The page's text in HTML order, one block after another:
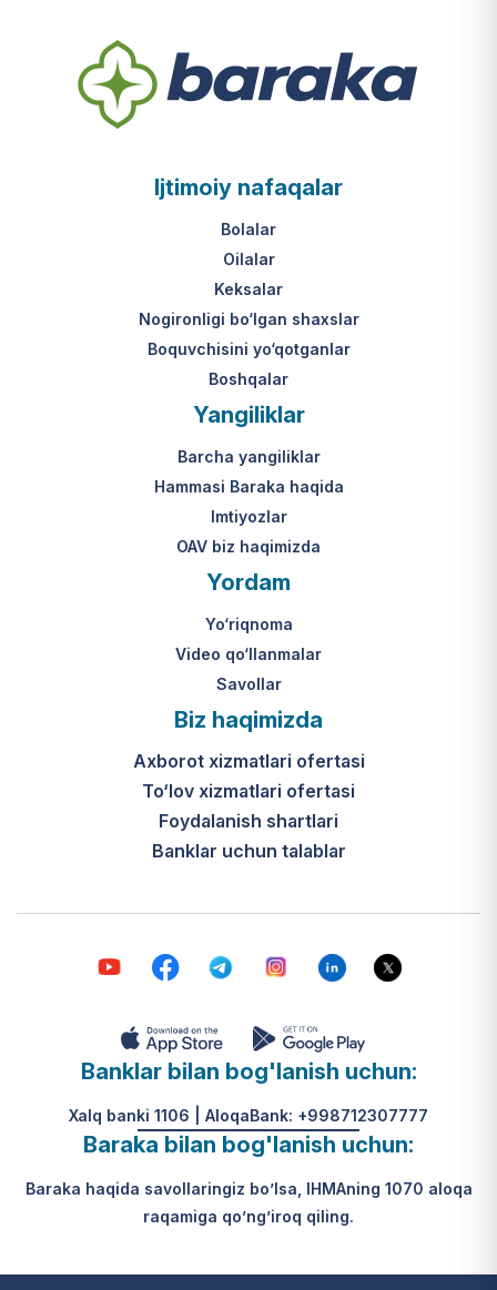
Ijtimoiy nafaqalar
Bolalar
Oilalar
Keksalar
Nogironligi bo‘lgan shaxslar
Boquvchisini yo‘qotganlar
Boshqalar
Yangiliklar
Barcha yangiliklar
Hammasi Baraka haqida
Imtiyozlar
OAV biz haqimizda
Yordam
Yo‘riqnoma
Video qo‘llanmalar
Savollar
Biz haqimizda
Axborot xizmatlari ofertasi
To‘lov xizmatlari ofertasi
Foydalanish shartlari
Banklar uchun talablar
Banklar bilan bog'lanish uchun:
Xalq banki 1106 | AloqaBank: +998712307777
Baraka bilan bog'lanish uchun:
Baraka haqida savollaringiz bo’lsa, IHMAning 1070 aloqa
raqamiga qo’ng’iroq qiling.